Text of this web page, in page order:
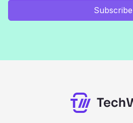
Subscribe